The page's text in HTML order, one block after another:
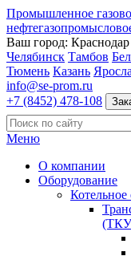
Промышленное
Ваш город: Краснодар
Челябинск Тамбов
Тюмень Казань
info@se-prom.ru
+7 (8452) 478-108
Меню
О компании
Оборудование
Котельное